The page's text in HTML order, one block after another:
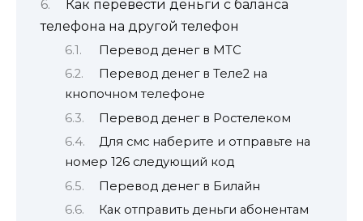
Как перевести деньги с баланса
телефона на другой телефон
Перевод денег в МТС
Перевод денег в Теле2 на
кнопочном телефоне
Перевод денег в Ростелеком
Для смс наберите и отправьте на
номер 126 следующий код
Перевод денег в Билайн
Как отправить деньги абонентам